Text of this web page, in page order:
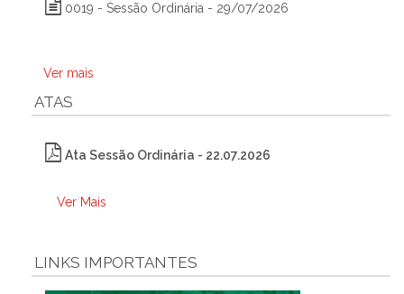
0019 - Sessão Ordinária - 29/07/2026
Ver mais
ATAS
Ata Sessão Ordinária - 22.07.2026
Ver Mais
LINKS IMPORTANTES